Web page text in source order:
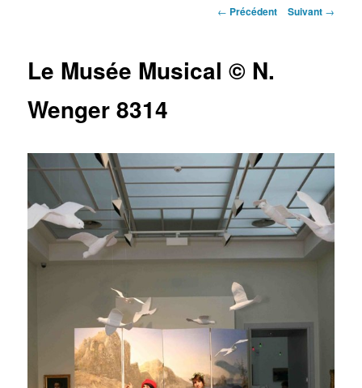
Navigation
← Précédent Suivant →
Le Musée Musical © N.
Wenger 8314